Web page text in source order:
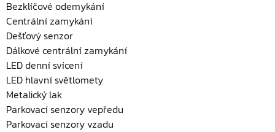
Bezklíčové odemykání
Centrální zamykání
Dešťový senzor
Dálkové centrální zamykání
LED denní svícení
LED hlavní světlomety
Metalický lak
Parkovací senzory vepředu
Parkovací senzory vzadu